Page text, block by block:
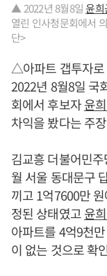
▲ 2022년 8월8일윤희
열린 인사청문회에서
단>
△아파트 갭투자로
2022년 8월8일 국
회에서 후보자윤
차익을 봤다는 주
김교흥 더불어민
월 서울 동대문구
끼고 1억7600만
정된 상태였고윤
아파트를 4억9천
이 없는 것으로 확